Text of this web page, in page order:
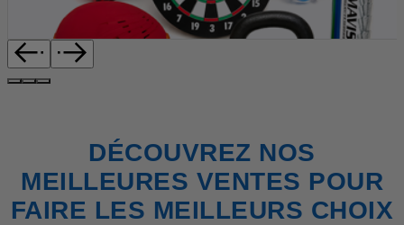
DÉCOUVREZ NOS
MEILLEURES VENTES POUR
FAIRE LES MEILLEURS CHOIX